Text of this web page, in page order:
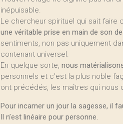
inépuisable.
Le chercheur spirituel qui sait faire
une véritable prise en main de son
sentiments, non pas uniquement
contenant universel.
En quelque sorte, nous
personnels et c’est la plus noble
ont précédés, les maîtres qui nous
Pour incarner un jour la sagesse, il
Il n’est linéaire pour personne.